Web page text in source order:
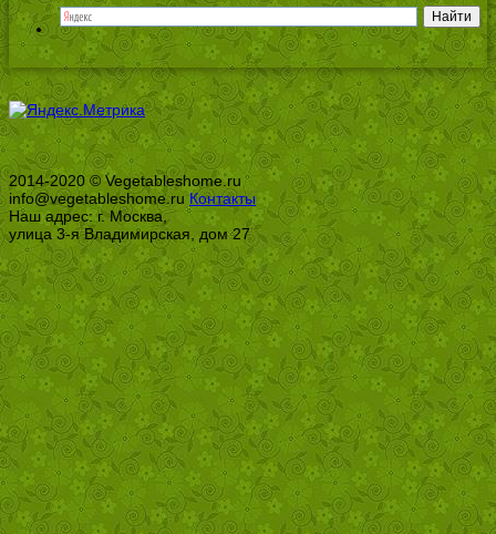
2014-2020 © Vegetableshome.ru
info@vegetableshome.ru Контакты
Наш адрес: г. Москва,
улица 3-я Владимирская, дом 27